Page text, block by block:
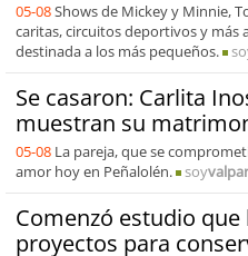
05-08Shows de Mickey y Minnie,
caritas, circuitos deportivos y más
destinada a los más pequeños.
Se casaron: Carlita
muestran su
05-08 La pareja, que se
amor hoy en Peñalolén.
soy
Comenzó estudio
proyectos para